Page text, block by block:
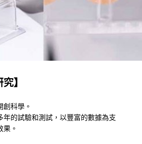
】
創科學。
年的試驗和測試，以豐富的數據為支
。